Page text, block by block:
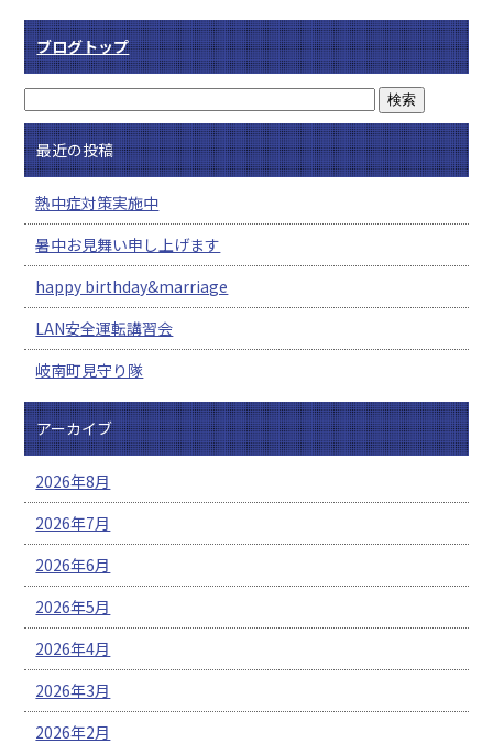
ブログトップ
最近の投稿
熱中症対策実施中
暑中お見舞い申し上げます
happy birthday&marriage
LAN安全運転講習会
岐南町見守り隊
アーカイブ
2026年8月
2026年7月
2026年6月
2026年5月
2026年4月
2026年3月
2026年2月